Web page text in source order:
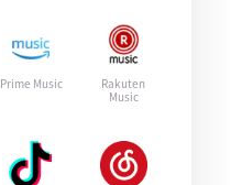
Prime Music
Rakuten
Music